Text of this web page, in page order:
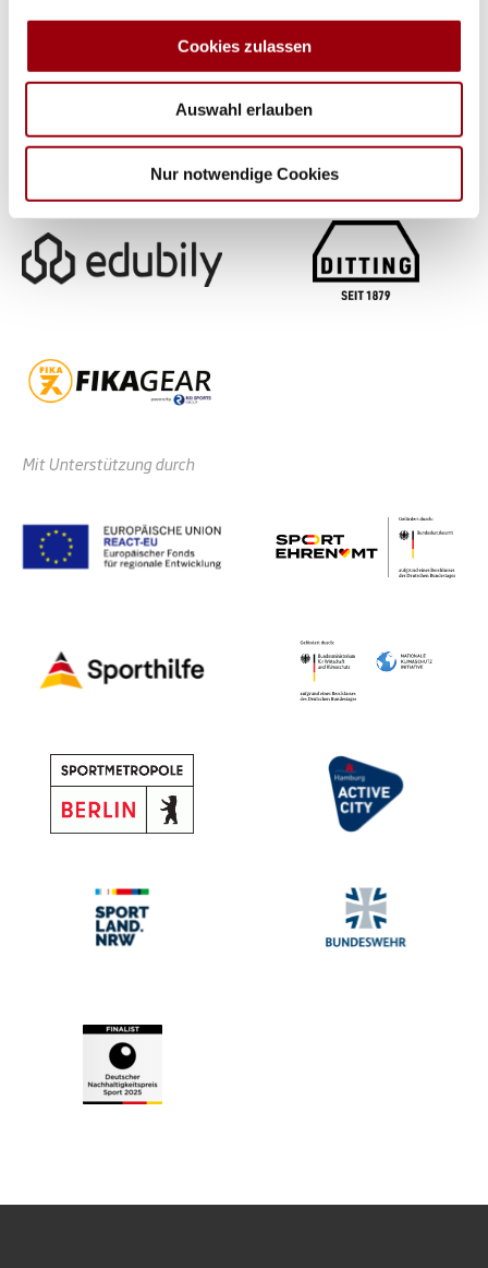
soziale Medien, Werbung und Analysen weiter. Unsere
Partner führen diese Informationen möglicherweise mit
weiteren Daten zusammen, die Sie ihnen bereitgestellt
haben oder die sie im Rahmen Ihrer Nutzung der Dienste
Cookies zulassen
Auswahl erlauben
Nur notwendige Cookies
Mit Unterstützung durch